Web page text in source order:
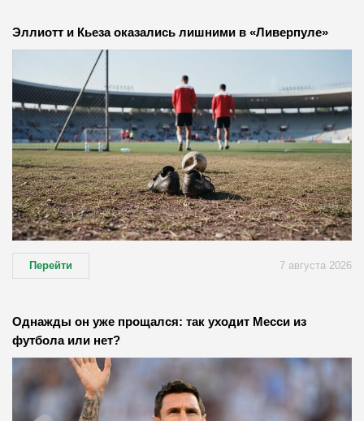
Эллиотт и Кьеза оказались лишними в «Ливерпуле»
Перейти 7 августа 2026
Однажды он уже прощался: так уходит Месси из
футбола или нет?